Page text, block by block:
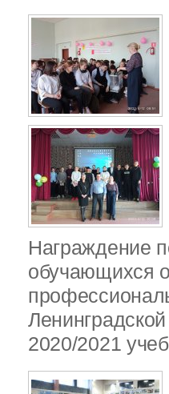
Награждение
обучающихся
2020/2021